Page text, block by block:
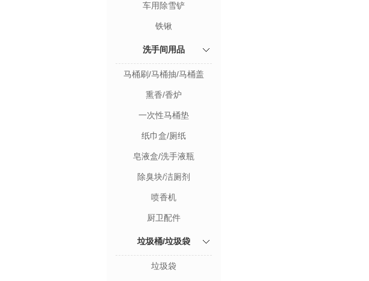
车用除雪铲
铁锹
洗手间用品
马桶刷/马桶抽/马桶盖
熏香/香炉
一次性马桶垫
纸巾盒/厕纸
皂液盒/洗手液瓶
除臭块/洁厕剂
喷香机
厨卫配件
垃圾桶/垃圾袋
垃圾袋